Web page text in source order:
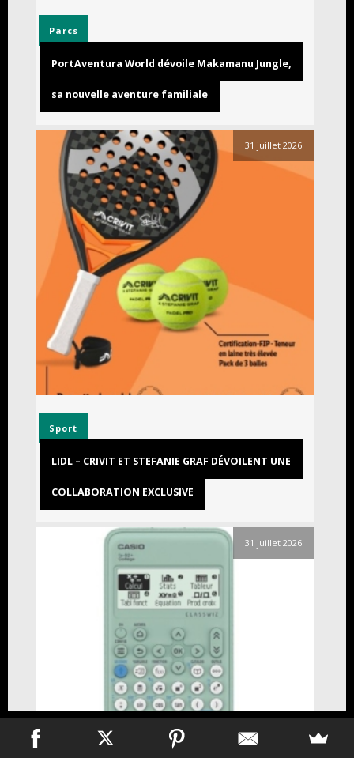
Parcs
PortAventura World dévoile Makamanu Jungle,
sa nouvelle aventure familiale
31 juillet 2026
Sport
LIDL – CRIVIT ET STEFANIE GRAF DÉVOILENT UNE
COLLABORATION EXCLUSIVE
31 juillet 2026